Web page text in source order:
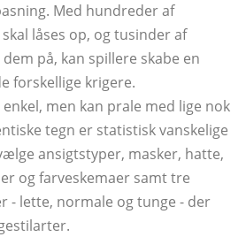
Med hundreder af
låses op, og tusinder af
på, kan spillere skabe en
forskellige krigere.
men kan prale med lige nok
tegn er statistisk vanskelige
ansigtstyper, masker, hatte,
og farveskemaer samt tre
- lette, normale og tunge - der